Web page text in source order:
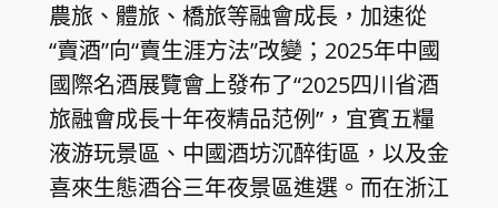
農旅、體旅、橋旅等融會成長，加速從
“賣酒”向“賣生涯方法”改變；2025年中國
國際名酒展覽會上發布了“2025四川省酒
旅融會成長十年夜精品范例”，宜賓五糧
液游玩景區、中國酒坊沉醉街區，以及金
喜來生態酒谷三年夜景區進選。而在浙江